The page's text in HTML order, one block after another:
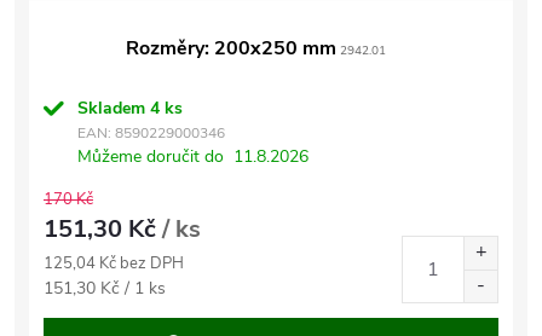
Rozměry: 200x250 mm 2942.01
Skladem 4 ks
EAN: 8590229000346
Můžeme doručit do 11.8.2026
170 Kč
151,30 Kč/ ks
125,04 Kč bez DPH
Měrná
cena:
151,30 Kč / 1 ks